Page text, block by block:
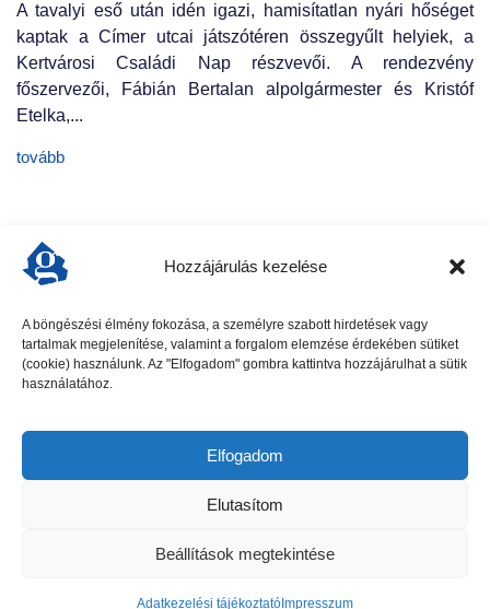
Hozzájárulás kezelése
A böngészési élmény fokozása, a személyre szabott hirdetések vagy
tartalmak megjelenítése, valamint a forgalom elemzése érdekében sütiket
(cookie) használunk. Az "Elfogadom" gombra kattintva hozzájárulhat a sütik
használatához.
Elfogadom
Elutasítom
Beállítások megtekintése
Adatkezelési tájékoztató Impresszum
A tavalyi eső után idén igazi, hamisítatlan nyári hőséget
kaptak a Címer utcai játszótéren összegyűlt helyiek, a
Kertvárosi Családi Nap részvevői. A rendezvény
főszervezői, Fábián Bertalan alpolgármester és Kristóf
Etelka,...
tovább
előző cikk következő cikk
Gödöllői Szolgálat - Minden jog fenntartva
Kapcsolat